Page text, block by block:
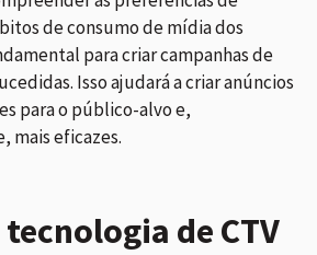
de consumo de mídia dos
para criar campanhas de
Isso ajudará a criar anúncios
para o público-alvo e,
mais eficazes.
de CTV